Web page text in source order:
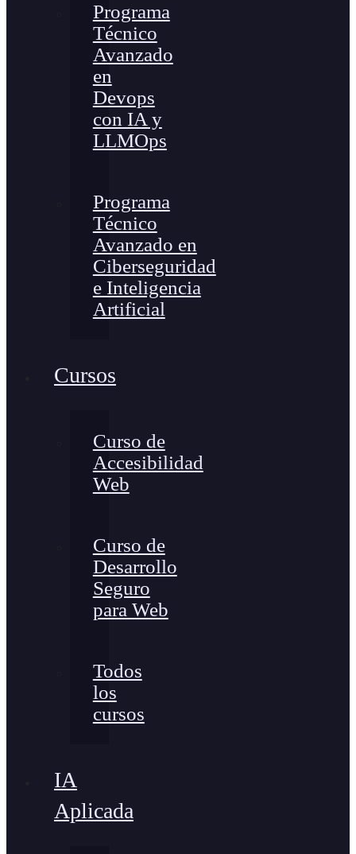
Programa
Técnico
Avanzado
en
Devops
con IA y
LLMOps
Programa
Técnico
Avanzado en
Ciberseguridad
e Inteligencia
Artificial
Cursos
Curso de
Accesibilidad
Web
Curso de
Desarrollo
Seguro
para Web
Todos
los
cursos
IA
Aplicada